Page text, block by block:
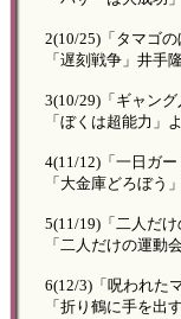
2(10/25)「タマゴ
「遅刻戦争」井手
3(10/29)「ギャン
「ぼくは超能力」
4(11/12)「一日ガ
「大金庫どろぼう
5(11/19)「二人だ
「二人だけの運動
6(12/3)「呪われた
「折り鶴に手を出